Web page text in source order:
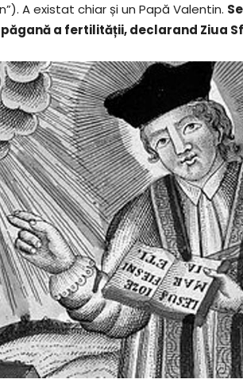
A existat chiar și un Papă Valentin.
a fertilității, declarand Ziua